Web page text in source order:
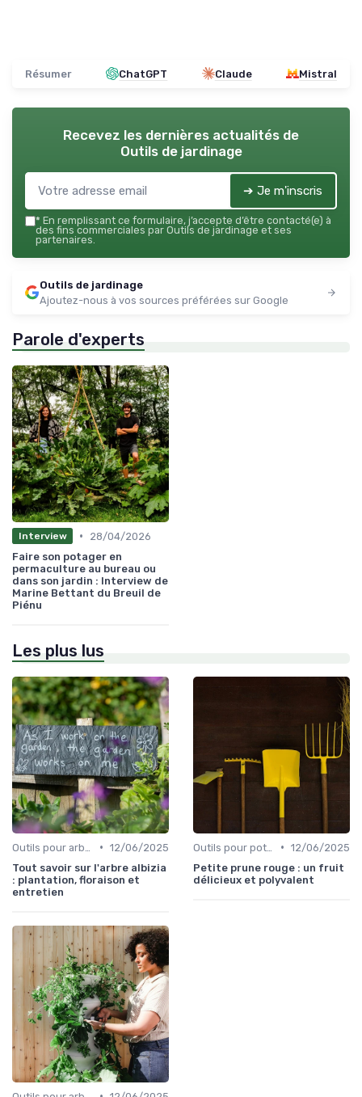
Résumer ChatGPT Claude Mistral
Recevez les dernières actualités de
Outils de jardinage
➔ Je m'inscris
* En remplissant ce formulaire, j’accepte d’être contacté(e) à
des fins commerciales par Outils de jardinage et ses
partenaires.
Outils de jardinage
Ajoutez-nous à vos sources préférées sur Google
Parole d'experts
Interview •
28/04/2026
Faire son potager en
permaculture au bureau ou
dans son jardin : Interview de
Marine Bettant du Breuil de
Piénu
Les plus lus
• 12/06/2025
Tout savoir sur l'arbre albizia
: plantation, floraison et
entretien
• 12/06/2025
Petite prune rouge : un fruit
délicieux et polyvalent